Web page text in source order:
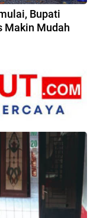
Bupati
Makin Mudah